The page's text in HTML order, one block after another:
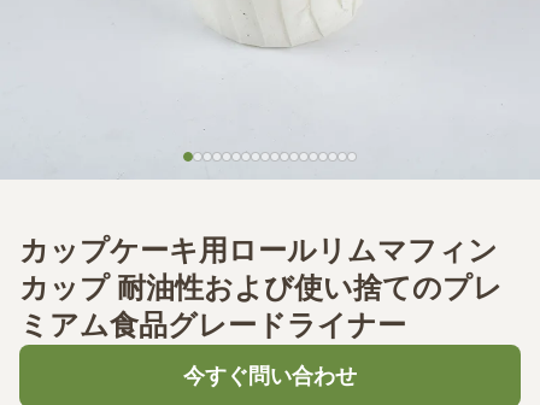
カップケーキ用ロールリムマフィン
カップ 耐油性および使い捨てのプレ
ミアム食品グレードライナー
今すぐ問い合わせ